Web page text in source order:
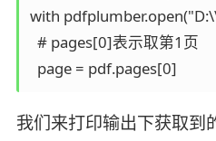
with
  # pages[0]表示取第1页
  page = pdf.pages[0]
我们来打印输出下获取到